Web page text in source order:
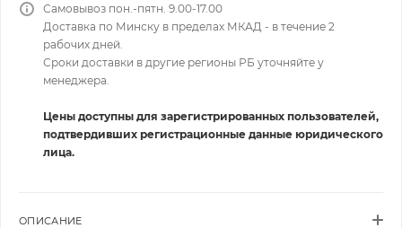
Самовывоз пон.-пятн. 9.00-17.00
Доставка по Минску в пределах МКАД - в течение 2
рабочих дней.
Сроки доставки в другие регионы РБ уточняйте у
менеджера.
Цены доступны для зарегистрированных пользователей,
подтвердивших регистрационные данные юридического
лица.
ОПИСАНИЕ